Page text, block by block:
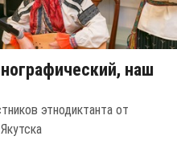
наш
этнодиктанта от